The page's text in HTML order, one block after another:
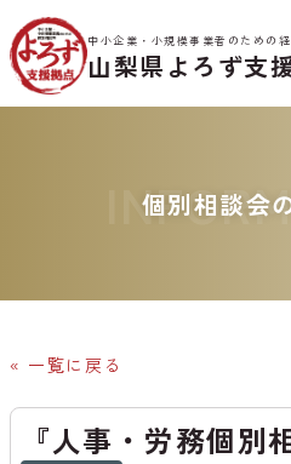
中小企業・小規模事業者のための
山梨県よろず支
個別相談会
« 一覧に戻る
『人事・労務個別